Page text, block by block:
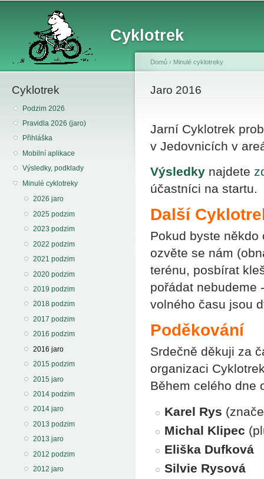
Cyklotrek
Cyklotrek
Podzim 2026
Pravidla 2026 (jaro)
Přihláška
Mobilní aplikace
Výsledky, podklady
Minulé cyklotreky
2026 jaro
2025 podzim
2023 podzim
2022 podzim
2021 podzim
2020 podzim
2019 podzim
2018 podzim
2017 podzim
2016 podzim
2016 jaro
2015 podzim
2015 jaro
2014 podzim
2014 jaro
2013 podzim
2013 jaro
2012 podzim
2012 jaro
You are here
Domů › Minulé cyklotreky
Jaro 2016
Jarní Cyklotrek
v Jedovnicích v
Výsledky najdete
účastníci na startu.
Další
Pokud byste
ozvěte se nám
terénu, posbírat
pořádat nebudeme
volného času jsou
Poděkování
Srdečně děkuji za
organizaci
Během celého dne
Karel Rys
Michal Klipec
Eliška Dufková
Silvie Rysová